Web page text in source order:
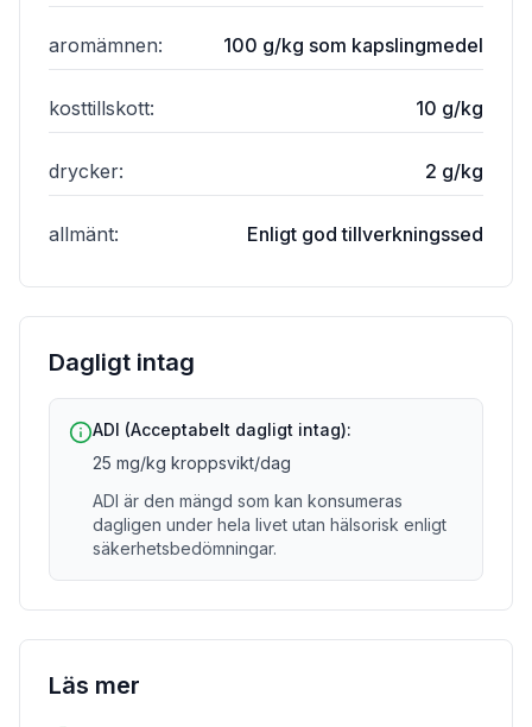
aromämnen: 100 g/kg som kapslingmedel
kosttillskott: 10 g/kg
drycker: 2 g/kg
allmänt: Enligt god tillverkningssed
Dagligt intag
ADI (Acceptabelt dagligt intag):
25 mg/kg kroppsvikt/dag
ADI är den mängd som kan konsumeras
dagligen under hela livet utan hälsorisk enligt
säkerhetsbedömningar.
Läs mer